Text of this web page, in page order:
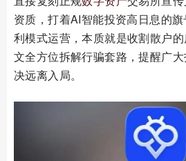
资质，打着AI智能投资高日息的
利模式运营，本质就是收割散户
文全方位拆解行骗套路，提醒广
决远离入局。